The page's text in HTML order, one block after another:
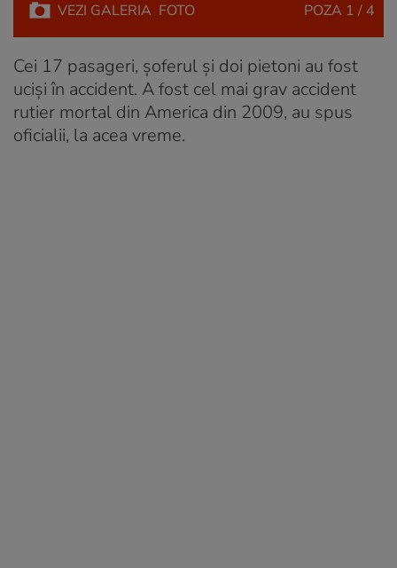
VEZI GALERIA FOTO POZA 1 / 4
Cei 17 pasageri, șoferul și doi pietoni au fost
uciși în accident. A fost cel mai grav accident
rutier mortal din America din 2009, au spus
oficialii, la acea vreme.